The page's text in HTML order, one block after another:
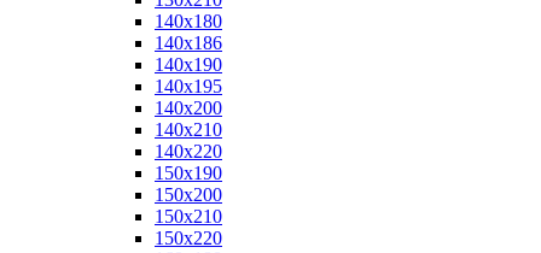
140x180
140x186
140x190
140x195
140x200
140x210
140x220
150x190
150x200
150x210
150x220